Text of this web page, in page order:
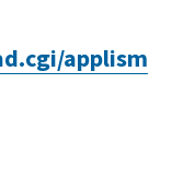
applism